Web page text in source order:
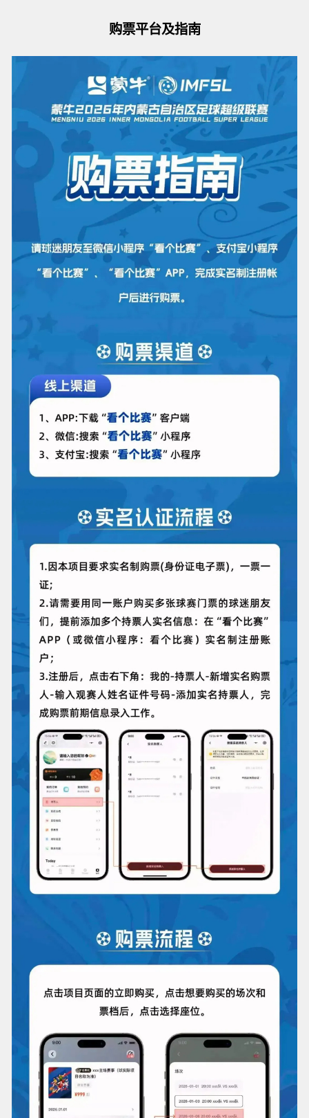
购票平台及指南